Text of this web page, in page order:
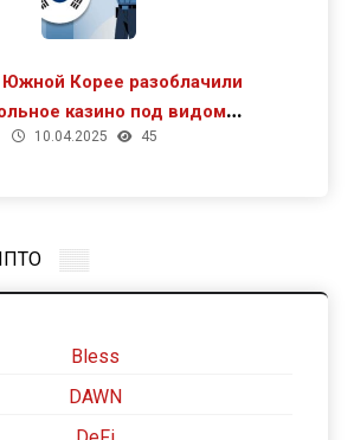
Корее разоблачили
казино под видом
криптомайнинга
10.04.2025 45
Bless
DAWN